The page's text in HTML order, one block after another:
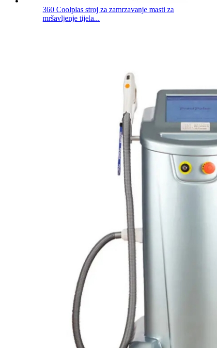
360 Coolplas stroj za zamrzavanje masti za
mršavljenje tijela...